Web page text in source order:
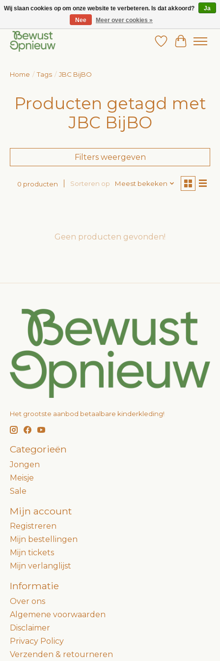
Wij bieden het grootste aanbod in betaalbare kinderkleding!
Verlanglijst
Home / Tags / JBC BijBO
Producten getagd met
JBC BijBO
Filters weergeven
0 producten Sorteren op Meest bekeken
Geen producten gevonden!
Het grootste aanbod betaalbare kinderkleding!
Categorieën
Jongen
Meisje
Sale
Mijn account
Registreren
Mijn bestellingen
Mijn tickets
Mijn verlanglijst
Informatie
Over ons
Algemene voorwaarden
Disclaimer
Privacy Policy
Verzenden & retourneren
Wij slaan cookies op om onze website te verbeteren. Is dat akkoord?
Ja
Nee
Meer over cookies »